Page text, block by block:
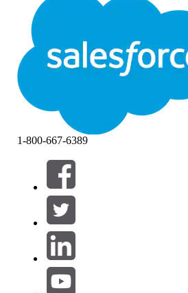
Filter (0)
FILTER AUSWÄHLEN
Produktbereich
1-800-667-6389